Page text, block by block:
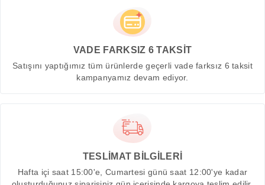
VADE FARKSIZ 6 TAKSİT
Satışını yaptığımız tüm ürünlerde geçerli vade farksız 6 taksit
kampanyamız devam ediyor.
TESLİMAT BİLGİLERİ
Hafta içi saat 15:00'e, Cumartesi günü saat 12:00'ye kadar